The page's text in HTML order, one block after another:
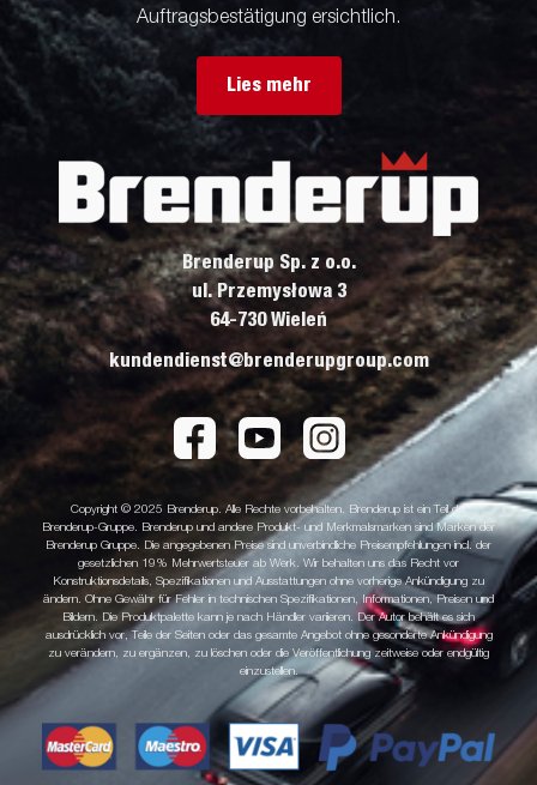
Auftragsbestätigung ersichtlich.
Lies mehr
Brenderup Sp. z o.o.
ul. Przemysłowa 3
64-730 Wieleń
kundendienst@brenderupgroup.com
Copyright © 2025 Brenderup. Alle Rechte vorbehalten. Brenderup ist ein Teil der
Brenderup-Gruppe. Brenderup und andere Produkt- und Merkmalsmarken sind Marken der
Brenderup Gruppe. Die angegebenen Preise sind unverbindliche Preisempfehlungen incl. der
gesetzlichen 19% Mehrwertsteuer ab Werk. Wir behalten uns das Recht vor
Konstruktionsdetails, Spezifikationen und Ausstattungen ohne vorherige Ankündigung zu
ändern. Ohne Gewähr für Fehler in technischen Spezifikationen, Informationen, Preisen und
Bildern. Die Produktpalette kann je nach Händler variieren. Der Autor behält es sich
ausdrücklich vor, Teile der Seiten oder das gesamte Angebot ohne gesonderte Ankündigung
zu verändern, zu ergänzen, zu löschen oder die Veröffentlichung zeitweise oder endgültig
einzustellen.